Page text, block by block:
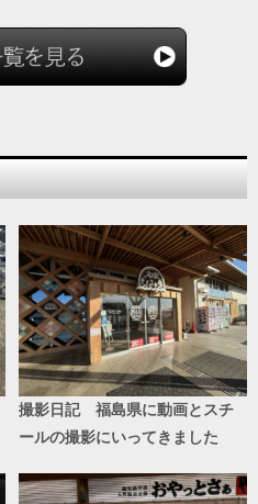
撮影日記 福島県に動画とスチ
ールの撮影にいってきました